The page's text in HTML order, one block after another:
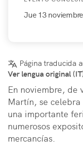
Jue 13
Página traducida
Ver lengua original
En noviembre, de
Martín, se
una importante
numerosos
mercancías.